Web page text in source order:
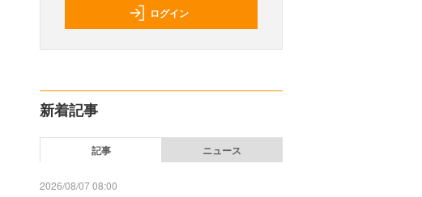
ログイン
新着記事
記事 ニュース
2026/08/07 08:00